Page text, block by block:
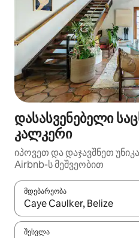
დასასვენებელი
კალკერი
იპოვეთ და დაჯავშნეთ
Airbnb-ს მეშვეობით
მდებარეობა
როცა შედეგები
შესვლა